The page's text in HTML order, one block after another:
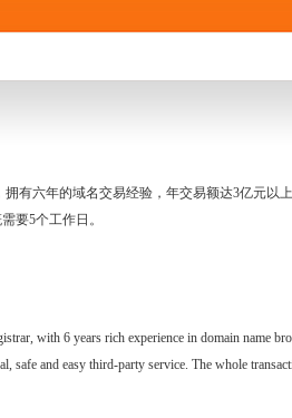
有六年的域名交易经验，年交易额达3亿元以
要5个工作日。
with 6 years rich experience in domain name
and easy third-party service. The whole